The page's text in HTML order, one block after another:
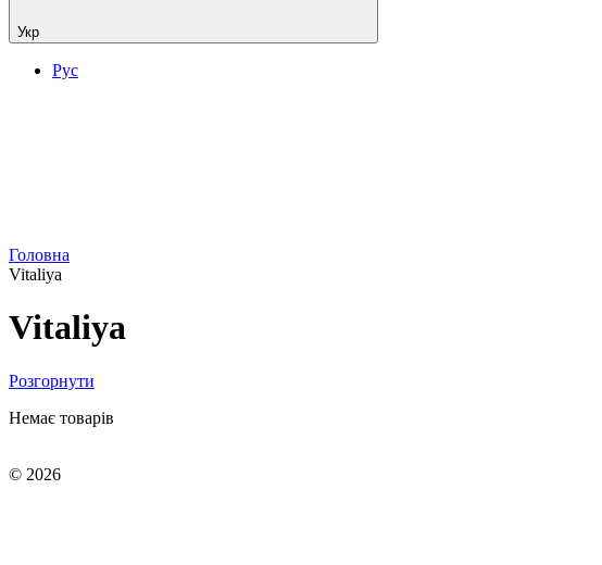
Укр
Рус
Головна
Vitaliya
Vitaliya
Розгорнути
Немає товарів
© 2026